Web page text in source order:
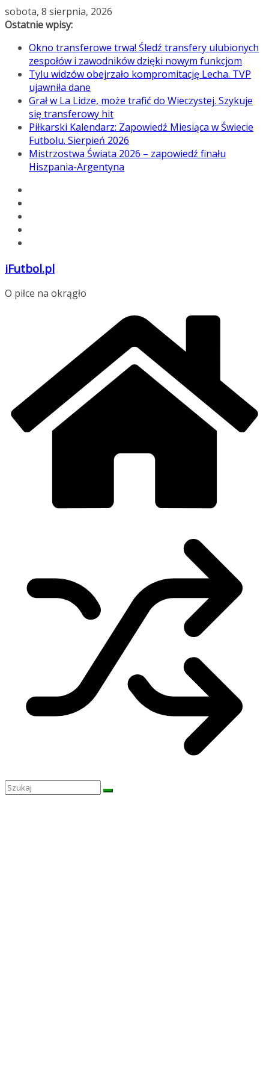
Przejdź
do
sobota, 8 sierpnia, 2026
Ostatnie wpisy:
Okno transferowe trwa! Śledź transfery ulubionych
zespołów i zawodników dzięki nowym funkcjom
Tylu widzów obejrzało kompromitację Lecha. TVP
ujawniła dane
Grał w La Lidze, może trafić do Wieczystej. Szykuje
się transferowy hit
Piłkarski Kalendarz: Zapowiedź Miesiąca w Świecie
Futbolu. Sierpień 2026
Mistrzostwa Świata 2026 – zapowiedź finału
Hiszpania-Argentyna
iFutbol.pl
O piłce na okrągło